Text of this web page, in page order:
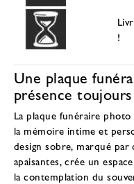
!
Une plaque
présence
La plaque funéraire
la mémoire intime et
design sobre, marqué
apaisantes, crée un
la contemplation du